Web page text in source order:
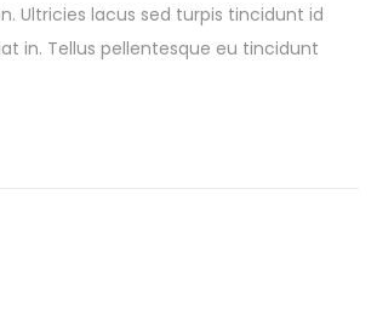
Ultricies lacus sed turpis tincidunt id
in. Tellus pellentesque eu tincidunt